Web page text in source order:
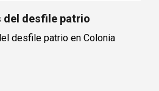
del desfile patrio